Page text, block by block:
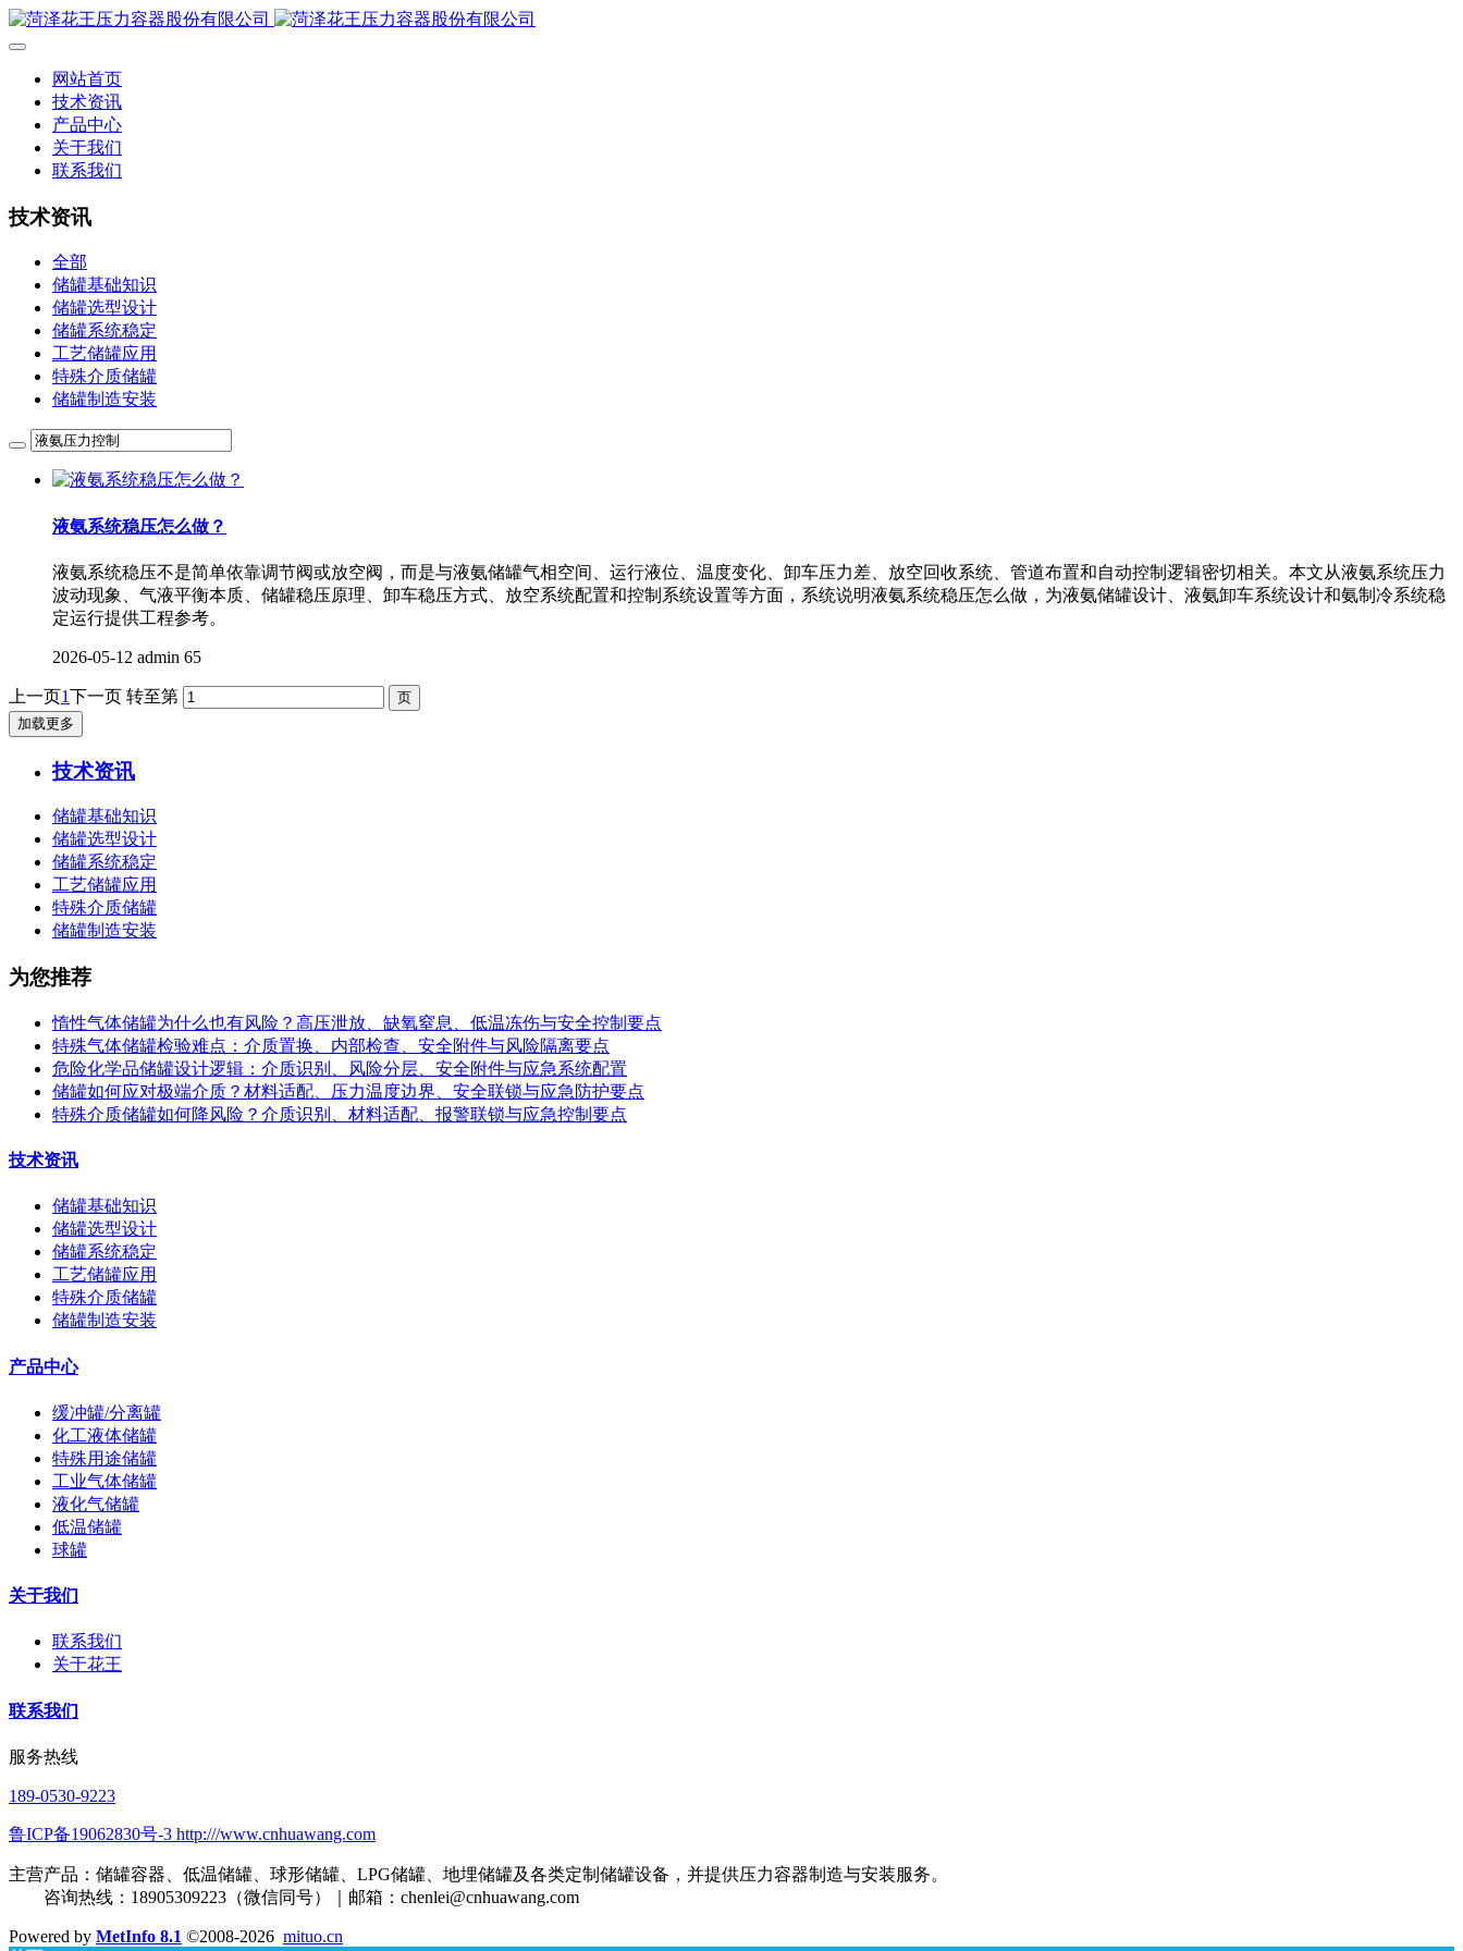
网站首页
技术资讯
产品中心
关于我们
联系我们
技术资讯
全部
储罐基础知识
储罐选型设计
储罐系统稳定
工艺储罐应用
特殊介质储罐
储罐制造安装
液氨系统稳压怎么做？
液氨系统稳压不是简单依靠调节阀或放空阀，而是与液氨储罐气相空间、运行液位、温度变化、卸车压力差、放空回收系统、管道布置和自动控制逻辑密切相关。本文从液氨系统压力
波动现象、气液平衡本质、储罐稳压原理、卸车稳压方式、放空系统配置和控制系统设置等方面，系统说明液氨系统稳压怎么做，为液氨储罐设计、液氨卸车系统设计和氨制冷系统稳
定运行提供工程参考。
2026-05-12 admin 65
上一页1下一页 转至第
加载更多
技术资讯
储罐基础知识
储罐选型设计
储罐系统稳定
工艺储罐应用
特殊介质储罐
储罐制造安装
为您推荐
惰性气体储罐为什么也有风险？高压泄放、缺氧窒息、低温冻伤与安全控制要点
特殊气体储罐检验难点：介质置换、内部检查、安全附件与风险隔离要点
危险化学品储罐设计逻辑：介质识别、风险分层、安全附件与应急系统配置
储罐如何应对极端介质？材料适配、压力温度边界、安全联锁与应急防护要点
特殊介质储罐如何降风险？介质识别、材料适配、报警联锁与应急控制要点
技术资讯
储罐基础知识
储罐选型设计
储罐系统稳定
工艺储罐应用
特殊介质储罐
储罐制造安装
产品中心
缓冲罐/分离罐
化工液体储罐
特殊用途储罐
工业气体储罐
液化气储罐
低温储罐
球罐
关于我们
联系我们
关于花王
联系我们
服务热线
189-0530-9223
鲁ICP备19062830号-3 http:///www.cnhuawang.com
主营产品：储罐容器、低温储罐、球形储罐、LPG储罐、地埋储罐及各类定制储罐设备，并提供压力容器制造与安装服务。
咨询热线：18905309223（微信同号）｜邮箱： chenlei@cnhuawang.com
Powered by MetInfo 8.1 ©2008-2026 mituo.cn